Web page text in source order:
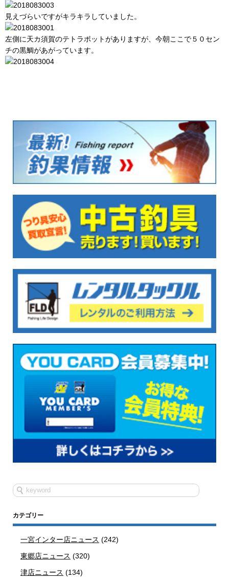
見えづらいですがキラキラしていました。
左側に天カ須賀のテトラポットがありますが、今朝ここで５０セン
チの黒鯛があがっています。
カテゴリー
一宮インター店ニュース (242)
東郷店ニュース (320)
津店ニュース (134)